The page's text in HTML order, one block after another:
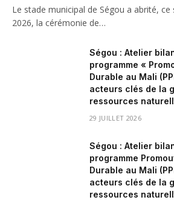
Le stade municipal de Ségou a abrité,
2026, la cérémonie de…
Ségou : Atelier
programme «
Durable au Mali
acteurs clés de la
ressources
29 JUILLET 2026
Ségou : Atelier
programme
Durable au Mali
acteurs clés de la
ressources